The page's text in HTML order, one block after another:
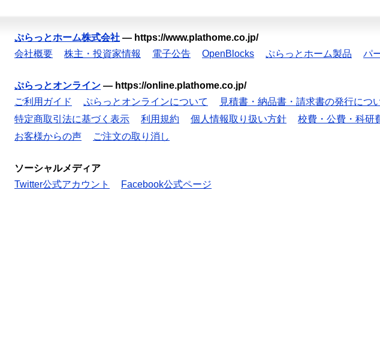
ぷらっとホーム株式会社 — https://www.plathome.co.jp/
会社概要
株主・投資家情報 電子公告 OpenBlocks ぷらっとホーム製品 パ
ぷらっとオンライン — https://online.plathome.co.jp/
ご利用ガイド
ぷらっとオンラインについて 見積書・納品書・請求書の発行につ
特定商取引法に基づく表示
利用規約 個人情報取り扱い方針 校費・公費・科研
お客様からの声
ご注文の取り消し
ソーシャルメディア
Twitter公式アカウント
Facebook公式ページ